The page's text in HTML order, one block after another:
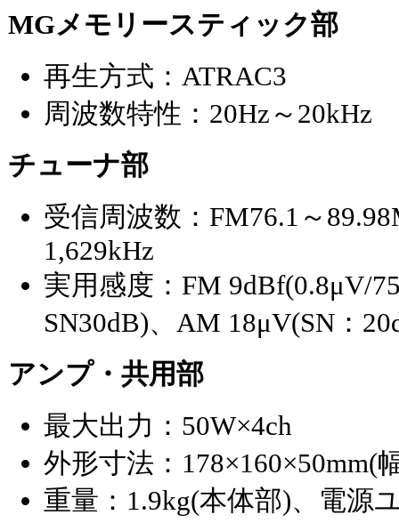
MGメモリースティック部
再生方式：ATRAC3
周波数特性：20Hz～20kHz
チューナ部
受信周波数：FM76.1～
1,629kHz
実用感度：FM 9dBf(0.8μV/
SN30dB)、AM 18μV(SN：
アンプ・共用部
最大出力：50W×4ch
外形寸法：178×160×50mm(
重量：1.9kg(本体部)、電源